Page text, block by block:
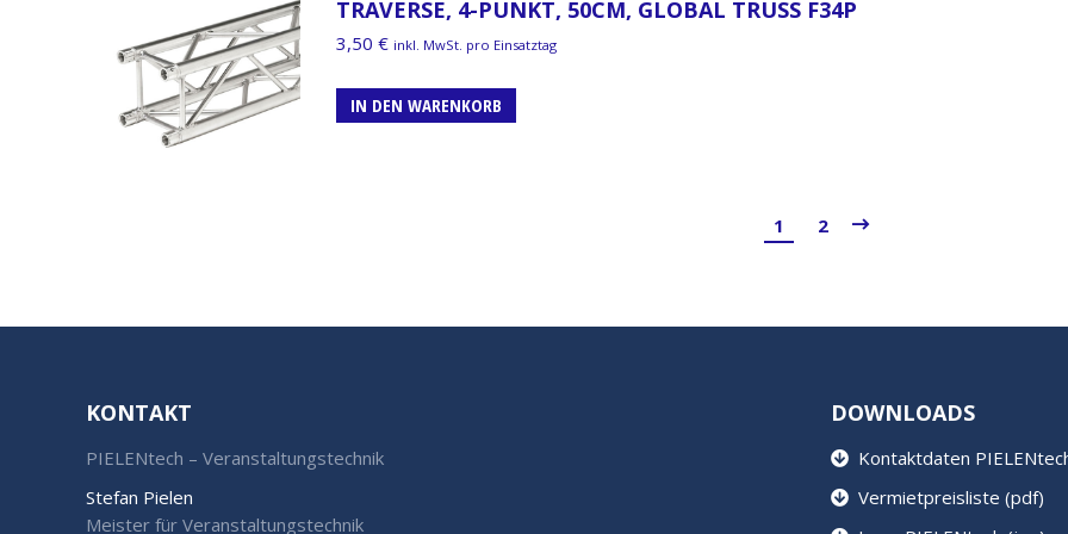
TRAVERSE, 4-PUNKT, 50CM, GLOBAL TRUSS F34P
3,50 € inkl. MwSt. pro Einsatztag
IN DEN WARENKORB
1 2
KONTAKT
PIELENtech – Veranstaltungstechnik
Stefan Pielen
Meister für Veranstaltungstechnik
DOWNLOADS
Kontaktdaten
Vermietpreisliste (pdf)